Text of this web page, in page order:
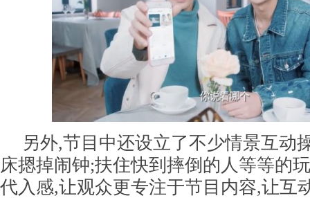
另外,节目中还设立了不少情景互动
床摁掉闹钟;扶住快到摔倒的人等等的
代入感,让观众更专注于节目内容,让互